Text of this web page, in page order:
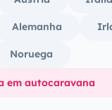
Alemanha
Noruega
em autocaravana